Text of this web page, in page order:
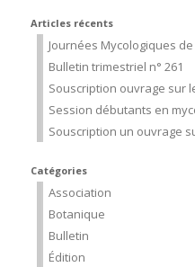
Articles récents
Journées Mycologiques
Bulletin trimestriel n° 261
Souscription ouvrage sur
Session débutants en
Souscription un ouvrage
Catégories
Association
Botanique
Bulletin
Édition